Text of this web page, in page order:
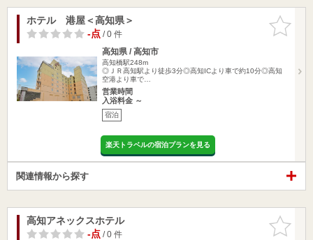
お気に入
りに追加
ホテル 港屋＜高知県＞
-点/ 0 件
高知県 / 高知市
高知橋駅248m
◎ＪＲ高知駅より徒歩3分◎高知ICより車で約10分◎高知
空港より車で…
営業時間
入浴料金 ～
宿泊
楽天トラベルの宿泊プランを見る
関連情報から探す
お気に入
りに追加
高知アネックスホテル
-点/ 0 件